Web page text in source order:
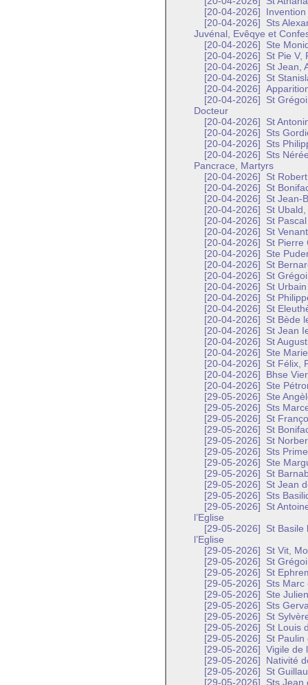
[20-04-2026]
[20-04-2026]
Sts
Juvénal, Evêqye et
[20-04-2026]
Ste
[20-04-2026]
St Pie V,
[20-04-2026]
St Jean,
[20-04-2026]
St
[20-04-2026]
[20-04-2026]
St
Docteur
[20-04-2026]
St
[20-04-2026]
Sts
[20-04-2026]
Sts
[20-04-2026]
Sts
Pancrace, Martyrs
[20-04-2026]
St
[20-04-2026]
St
[20-04-2026]
St Jean-
[20-04-2026]
St
[20-04-2026]
St
[20-04-2026]
St
[20-04-2026]
St Pierre
[20-04-2026]
Ste
[20-04-2026]
St
[20-04-2026]
St
[20-04-2026]
St
[20-04-2026]
St
[20-04-2026]
St
[20-04-2026]
St Bède
[20-04-2026]
St Jean
[20-04-2026]
St
[20-04-2026]
Ste
[20-04-2026]
St Félix,
[20-04-2026]
Bhse
[20-04-2026]
Ste
[29-05-2026]
Ste
[29-05-2026]
Sts
[29-05-2026]
St
[29-05-2026]
St
[29-05-2026]
St
[29-05-2026]
Sts
[29-05-2026]
Ste
[29-05-2026]
St
[29-05-2026]
St Jean
[29-05-2026]
Sts
[29-05-2026]
St
l’Eglise
[29-05-2026]
St Basile
l’Eglise
[29-05-2026]
St Vit,
[29-05-2026]
St
[29-05-2026]
St
[29-05-2026]
Sts Marc
[29-05-2026]
Ste
[29-05-2026]
Sts
[29-05-2026]
St
[29-05-2026]
St Louis
[29-05-2026]
St
[29-05-2026]
Vigile de
[29-05-2026]
Nativité
[29-05-2026]
St
[29-05-2026]
Sts Jean